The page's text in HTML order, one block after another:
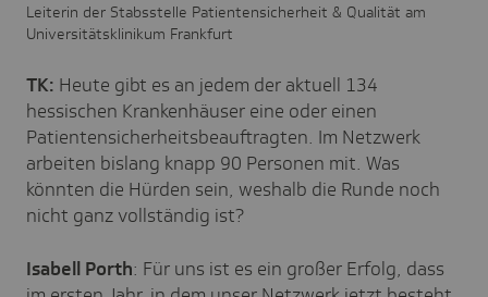
Leiterin der Stabsstelle Patientensicherheit & Qualität am
Universitätsklinikum Frankfurt
TK: Heute gibt es an jedem der aktuell 134
hessischen Krankenhäuser eine oder einen
Patientensicherheitsbeauftragten. Im Netzwerk
arbeiten bislang knapp 90 Personen mit. Was
könnten die Hürden sein, weshalb die Runde noch
nicht ganz vollständig ist?
Isabell Porth: Für uns ist es ein großer Erfolg, dass